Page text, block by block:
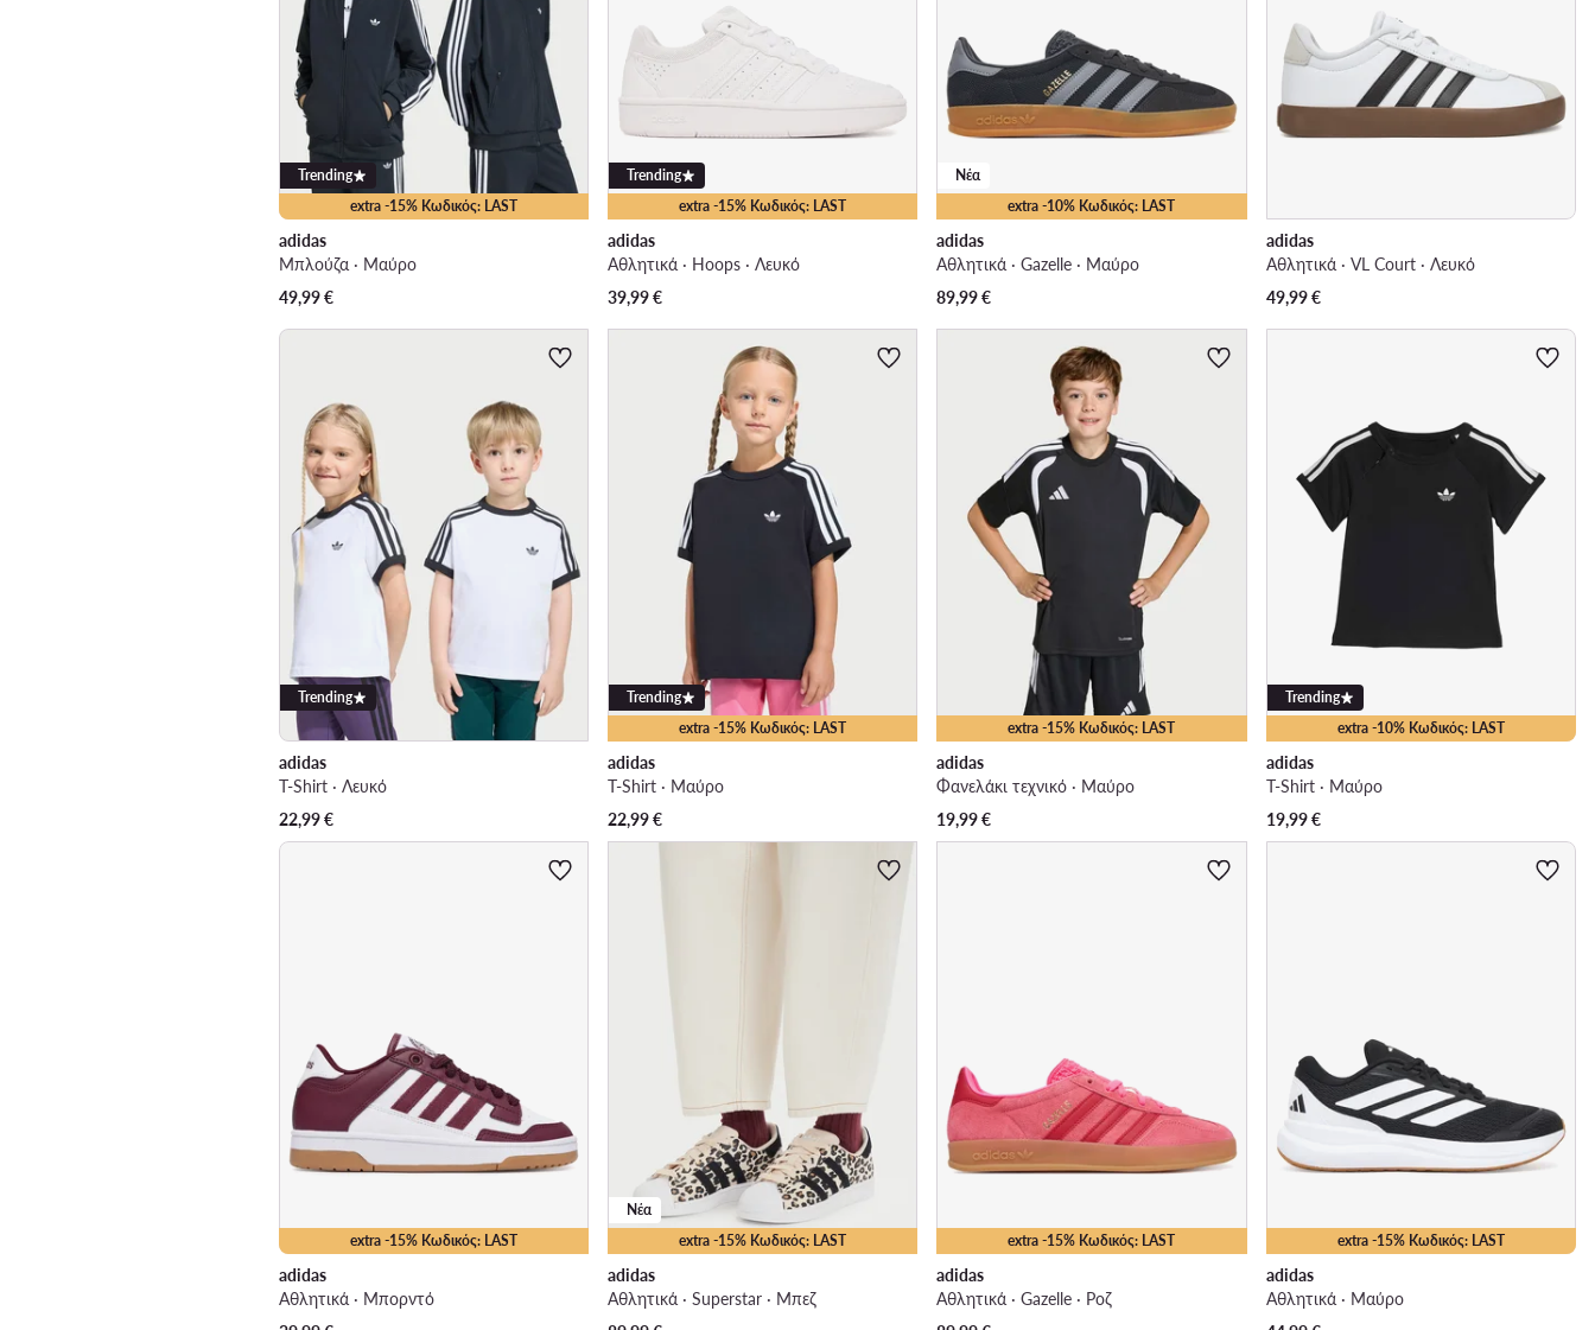
extra -15% Κωδικός: LAST
Trending
adidas
Μπλούζα · Μαύρο
49,99€
extra -15% Κωδικός: LAST
Trending
adidas
Αθλητικά · Hoops · Λευκό
39,99€
extra -10% Κωδικός: LAST
Νέα
adidas
Αθλητικά · Gazelle · Μαύρο
89,99€
adidas
Αθλητικά · VL Court · Λευκό
49,99€
Trending
adidas
T-Shirt · Λευκό
22,99€
extra -15% Κωδικός: LAST
Trending
adidas
T-Shirt · Μαύρο
22,99€
extra -15% Κωδικός: LAST
adidas
Φανελάκι τεχνικό · Μαύρο
19,99€
extra -10% Κωδικός: LAST
Trending
adidas
T-Shirt · Μαύρο
19,99€
extra -15% Κωδικός: LAST
adidas
Αθλητικά · Μπορντό
extra -15% Κωδικός: LAST
Νέα
adidas
Αθλητικά · Superstar · Μπεζ
extra -15% Κωδικός: LAST
adidas
Αθλητικά · Gazelle · Ροζ
extra -15% Κωδικός: LAST
adidas
Αθλητικά · Μαύρο